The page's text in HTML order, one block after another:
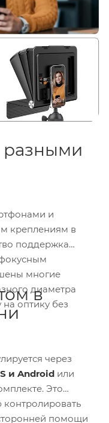
разными
и
креплениям в
поддержка
многие
диаметра
оптику без
в
через
и Android или
Это
помощи